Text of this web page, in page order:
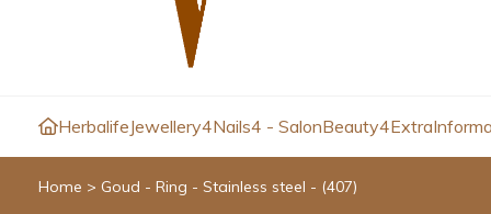
HerbalifeJewellery4Nails4 - SalonBeauty4Extra
Home > Goud - Ring - Stainless steel - (407)